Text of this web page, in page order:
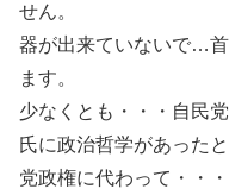
せん。
器が出来ていないで…
ます。
少なくとも・・・自民
氏に政治哲学があった
党政権に代わって・・